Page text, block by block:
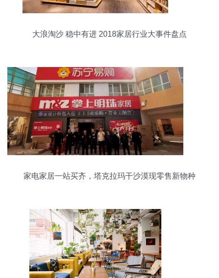
大浪淘沙 稳中有进 2018家居行业大事件盘点
家电家居一站买齐，塔克拉玛干沙漠现零售新物种